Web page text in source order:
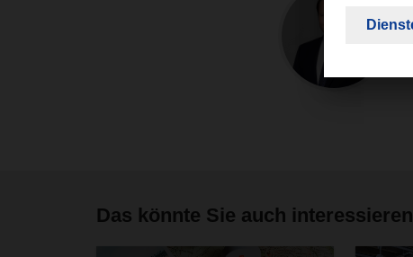
Das könnte Sie auch interessieren